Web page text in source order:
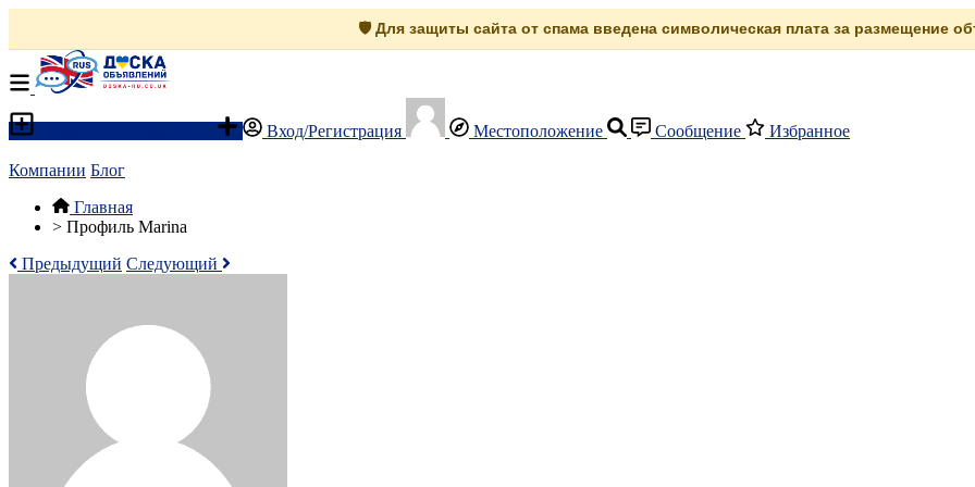
🛡️ Для защиты сайта от спама введена символическая плата за размещение
Вход/Регистрация Местоположение Сообщение Избранное
Компании Блог
Главная
> Профиль Marina
Предыдущий Следующий